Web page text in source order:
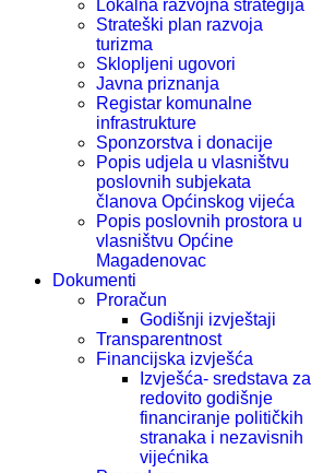
Lokalna razvojna strategija
Strateški plan razvoja
turizma
Sklopljeni ugovori
Javna priznanja
Registar komunalne
infrastrukture
Sponzorstva i donacije
Popis udjela u vlasništvu
poslovnih subjekata
članova Općinskog vijeća
Popis poslovnih prostora u
vlasništvu Općine
Magadenovac
Dokumenti
Proračun
Godišnji izvještaji
Transparentnost
Financijska izvješća
Izvješća- sredstava za
redovito godišnje
financiranje političkih
stranaka i nezavisnih
vijećnika